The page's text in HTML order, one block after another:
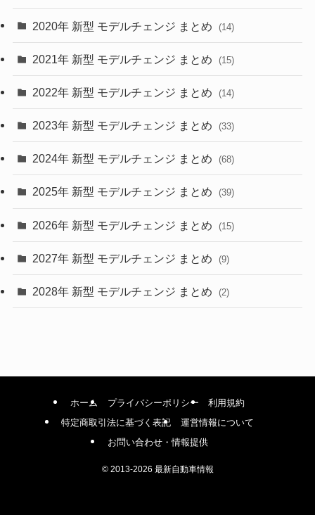
(27)
(35)
(10)
(9)
(22)
(4)
(9)
(4)
(1)
2020年 新型 モデルチェンジ まとめ (14)
2021年 新型 モデルチェンジ まとめ (15)
2022年 新型 モデルチェンジ まとめ (14)
2023年 新型 モデルチェンジ まとめ (33)
2024年 新型 モデルチェンジ まとめ (68)
2025年 新型 モデルチェンジ まとめ (39)
2026年 新型 モデルチェンジ まとめ (15)
2027年 新型 モデルチェンジ まとめ (9)
2028年 新型 モデルチェンジ まとめ (2)
ホーム プライバシーポリシー
利用規約
特定商取引法に基づく表記
運営情報について
お問い合わせ・情報提供
©2013-2026 最新自動車情報